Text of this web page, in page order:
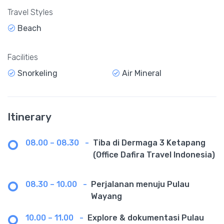
Travel Styles
Beach
Facilities
Snorkeling
Air Mineral
Itinerary
08.00 – 08.30 - Tiba di Dermaga 3 Ketapang
(Office Dafira Travel Indonesia)
08.30 – 10.00 - Perjalanan menuju Pulau
Wayang
10.00 – 11.00 - Explore & dokumentasi Pulau